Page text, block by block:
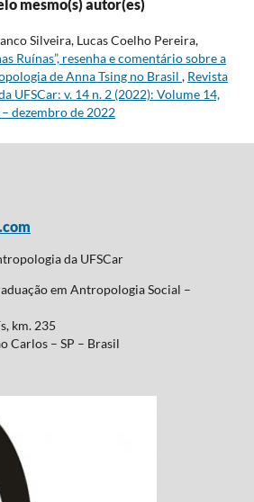
mesmo(s) autor(es)
Silveira, Lucas Coelho Pereira,
Ruínas”, resenha e comentário sobre a
de Anna Tsing no Brasil , Revista
UFSCar: v. 14 n. 2 (2022): Volume 14,
dezembro de 2022
da UFSCar
em Antropologia Social –
km. 235
Carlos – SP – Brasil